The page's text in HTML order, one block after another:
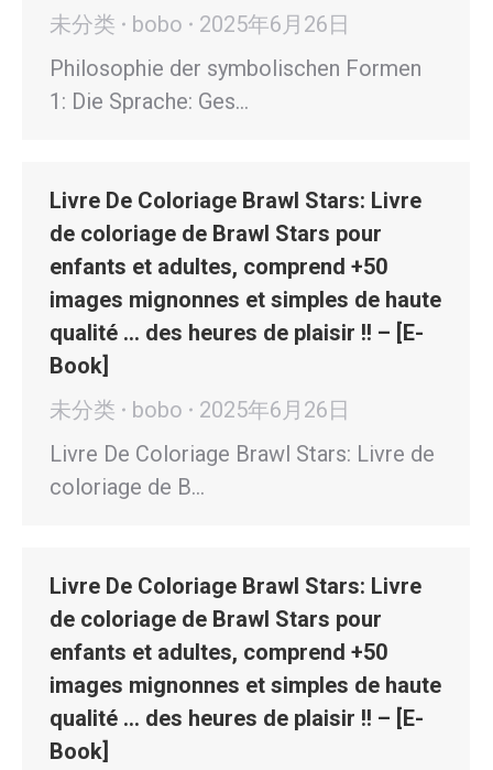
未分类
bobo
2025年6月26日
Philosophie der symbolischen Formen
1: Die Sprache: Ges…
Livre De Coloriage Brawl Stars: Livre
de coloriage de Brawl Stars pour
enfants et adultes, comprend +50
images mignonnes et simples de haute
qualité … des heures de plaisir !! – [E-
Book]
未分类
bobo
2025年6月26日
Livre De Coloriage Brawl Stars: Livre de
coloriage de B…
Livre De Coloriage Brawl Stars: Livre
de coloriage de Brawl Stars pour
enfants et adultes, comprend +50
images mignonnes et simples de haute
qualité … des heures de plaisir !! – [E-
Book]